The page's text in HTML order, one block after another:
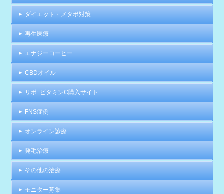
ダイエット・メタボ対策
再生医療
エナジーコーヒー
CBDオイル
リポ･ビタミンC購入サイト
FNS症例
オンライン診療
発毛治療
その他の治療
モニター募集